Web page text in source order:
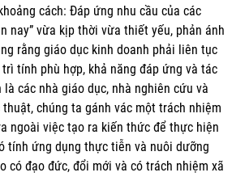
cách: Đáp ứng nhu cầu của các
nay” vừa kịp thời vừa thiết yếu, phản ánh
rằng giáo dục kinh doanh phải liên tục
tính phù hợp, khả năng đáp ứng và tác
các nhà giáo dục, nhà nghiên cứu và
chúng ta gánh vác một trách nhiệm
ngoài việc tạo ra kiến ​​thức để thực hiện
tính ứng dụng thực tiễn và nuôi dưỡng
có đạo đức, đổi mới và có trách nhiệm xã